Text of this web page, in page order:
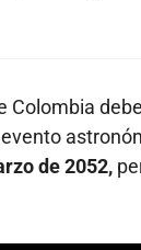
de 2052,